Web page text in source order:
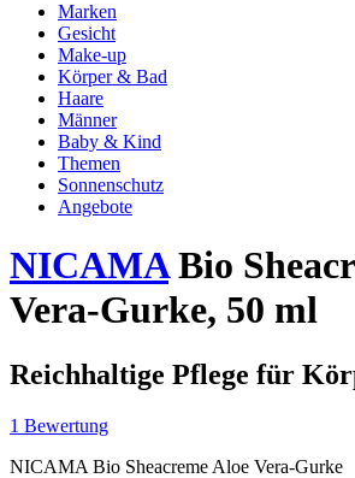
Marken
Gesicht
Make-up
Körper & Bad
Haare
Männer
Baby & Kind
Themen
Sonnenschutz
Angebote
NICAMABio
Vera-Gurke, 50 ml
Reichhaltige Pflege für
1 Bewertung
NICAMA Bio Sheacreme Aloe Vera-Gurke